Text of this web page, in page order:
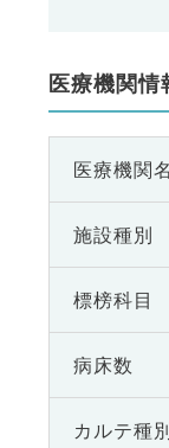
医療機関情
医療機関名
施設種別
標榜科目
病床数
カルテ種